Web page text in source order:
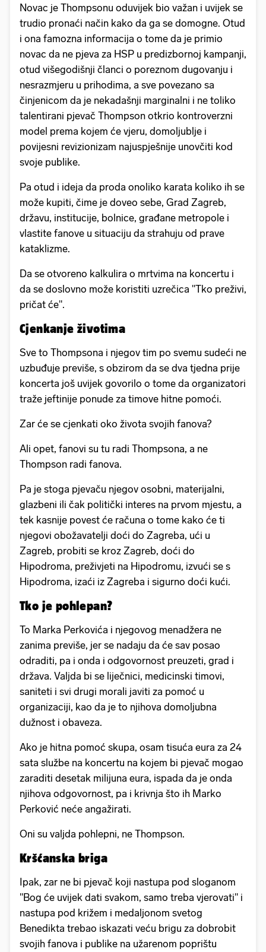
Novac je Thompsonu oduvijek bio važan i uvijek se
trudio pronaći način kako da ga se domogne. Otud
i ona famozna informacija o tome da je primio
novac da ne pjeva za HSP u predizbornoj kampanji,
otud višegodišnji članci o poreznom dugovanju i
nesrazmjeru u prihodima, a sve povezano sa
činjenicom da je nekadašnji marginalni i ne toliko
talentirani pjevač Thompson otkrio kontroverzni
model prema kojem će vjeru, domoljublje i
povijesni revizionizam najuspješnije unovčiti kod
svoje publike.
Pa otud i ideja da proda onoliko karata koliko ih se
može kupiti, čime je doveo sebe, Grad Zagreb,
državu, institucije, bolnice, građane metropole i
vlastite fanove u situaciju da strahuju od prave
kataklizme.
Da se otvoreno kalkulira o mrtvima na koncertu i
da se doslovno može koristiti uzrečica "Tko preživi,
pričat će".
Cjenkanje životima
Sve to Thompsona i njegov tim po svemu sudeći ne
uzbuđuje previše, s obzirom da se dva tjedna prije
koncerta još uvijek govorilo o tome da organizatori
traže jeftinije ponude za timove hitne pomoći.
Zar će se cjenkati oko života svojih fanova?
Ali opet, fanovi su tu radi Thompsona, a ne
Thompson radi fanova.
Pa je stoga pjevaču njegov osobni, materijalni,
glazbeni ili čak politički interes na prvom mjestu, a
tek kasnije povest će računa o tome kako će ti
njegovi obožavatelji doći do Zagreba, ući u
Zagreb, probiti se kroz Zagreb, doći do
Hipodroma, preživjeti na Hipodromu, izvući se s
Hipodroma, izaći iz Zagreba i sigurno doći kući.
Tko je pohlepan?
To Marka Perkovića i njegovog menadžera ne
zanima previše, jer se nadaju da će sav posao
odraditi, pa i onda i odgovornost preuzeti, grad i
država. Valjda bi se liječnici, medicinski timovi,
saniteti i svi drugi morali javiti za pomoć u
organizaciji, kao da je to njihova domoljubna
dužnost i obaveza.
Ako je hitna pomoć skupa, osam tisuća eura za 24
sata službe na koncertu na kojem bi pjevač mogao
zaraditi desetak milijuna eura, ispada da je onda
njihova odgovornost, pa i krivnja što ih Marko
Perković neće angažirati.
Oni su valjda pohlepni, ne Thompson.
Kršćanska briga
Ipak, zar ne bi pjevač koji nastupa pod sloganom
"Bog će uvijek dati svakom, samo treba vjerovati" i
nastupa pod križem i medaljonom svetog
Benedikta trebao iskazati veću brigu za dobrobit
svojih fanova i publike na užarenom poprištu